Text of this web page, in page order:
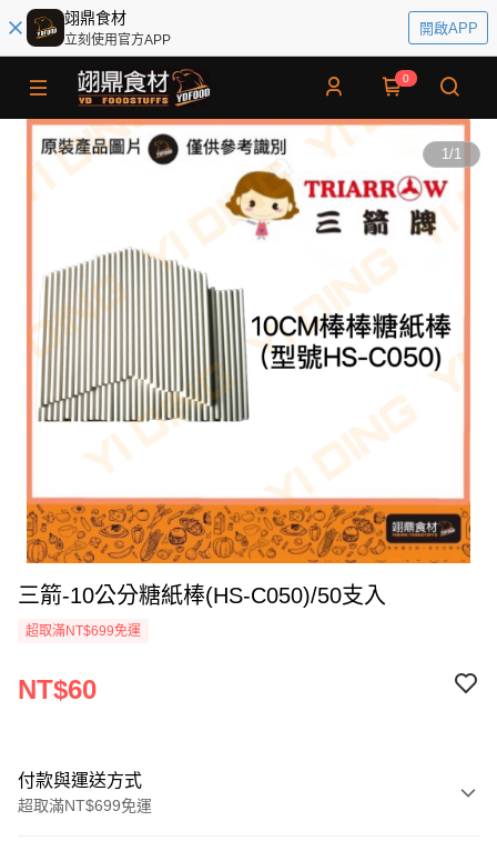
翊鼎食材
立刻使用官方APP
開啟APP
0
1/1
三箭-10公分糖紙棒(HS-C050)/50支入
超取滿NT$699免運
NT$60
付款與運送方式
超取滿NT$699免運